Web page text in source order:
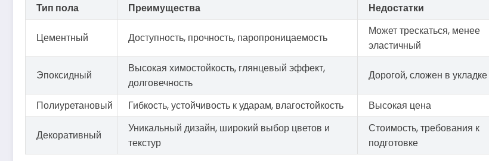
Тип пола Преимущества Недостатки
Цементный Доступность, прочность, паропроницаемость
Может трескаться, менее
эластичный
Эпоксидный
Высокая химостойкость, глянцевый эффект,
долговечность
Дорогой, сложен в укладке
Полиуретановый
Гибкость, устойчивость к ударам, влагостойкость Высокая цена
Декоративный
Уникальный дизайн, широкий выбор цветов и
текстур
Стоимость, требования к
подготовке